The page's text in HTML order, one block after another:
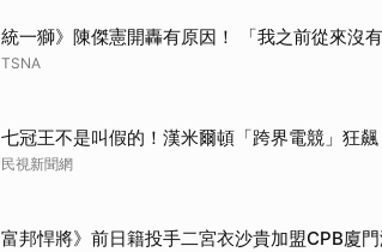
統一獅》陳傑憲開轟有原因！ 「我之前從來沒有
TSNA
七冠王不是叫假的！漢米爾頓「跨界電競」狂
民視新聞網
富邦悍將》前日籍投手二宮衣沙貴加盟CPB廈